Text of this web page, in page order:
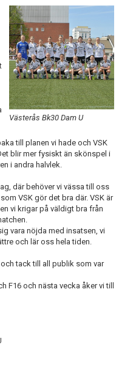
Västerås Bk30 Dam U
till planen vi hade och VSK
blir mer fysiskt än skönspel i
i andra halvlek.
där behöver vi vässa till oss
VSK gör det bra där. VSK är
vi krigar på väldigt bra från
vara nöjda med insatsen, vi
och lär oss hela tiden.
tack till all publik som var
F16 och nästa vecka åker vi till